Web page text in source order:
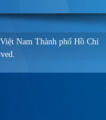
Nam Thành phố Hồ Chí